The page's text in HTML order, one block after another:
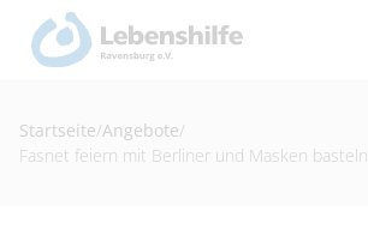
Startseite/Angebote/
Fasnet feiern mit Berliner und Masken basteln